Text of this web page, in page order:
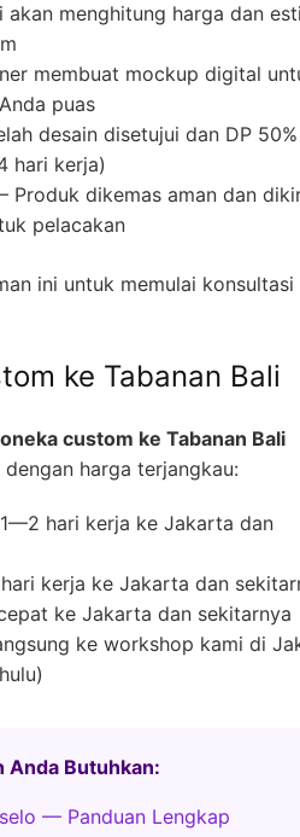
menghitung harga dan
membuat mockup digital
puas
desain disetujui dan DP 50%
hari kerja)
Produk dikemas aman dan
pelacakan
ini untuk memulai konsultasi
ke Tabanan Bali
custom ke Tabanan Bali
harga terjangkau:
hari kerja ke Jakarta dan
kerja ke Jakarta dan
ke Jakarta dan sekitarnya
ke workshop kami di
Anda Butuhkan:
— Panduan Lengkap